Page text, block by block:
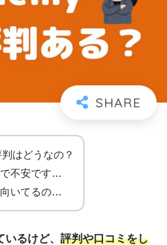
はどうなの？
不安です…
いてるの…
るけど、 評判や口コミをし